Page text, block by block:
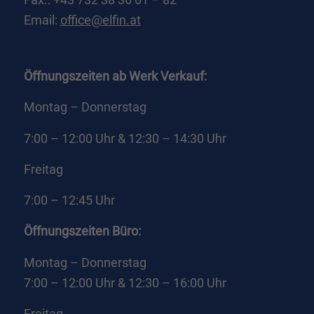
Email: office@elfin.at
Öffnungszeiten ab Werk Verkauf:
Montag – Donnerstag
7:00 – 12:00 Uhr & 12:30 – 14:30 Uhr
Freitag
7:00 – 12:45 Uhr
Öffnungszeiten Büro:
Montag – Donnerstag
7:00 – 12:00 Uhr & 12:30 – 16:00 Uhr
Essenziell (1)
werden, bedarf der Zugriff auf diese Inhalte keiner manuellen Einwilligung